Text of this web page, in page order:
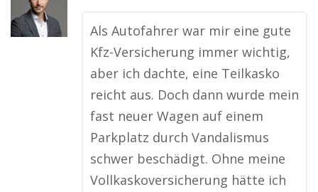
Als Autofahrer war mir eine gute
Kfz-Versicherung immer wichtig,
aber ich dachte, eine Teilkasko
reicht aus. Doch dann wurde mein
fast neuer Wagen auf einem
Parkplatz durch Vandalismus
schwer beschädigt. Ohne meine
Vollkaskoversicherung hätte ich